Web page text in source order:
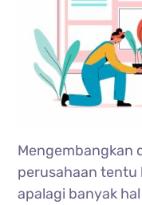
Mengembangkan
perusahaan tentu
apalagi banyak